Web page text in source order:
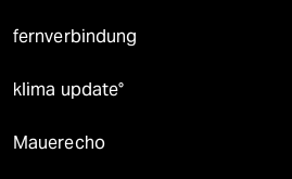
fernverbindung
klima update°
Mauerecho